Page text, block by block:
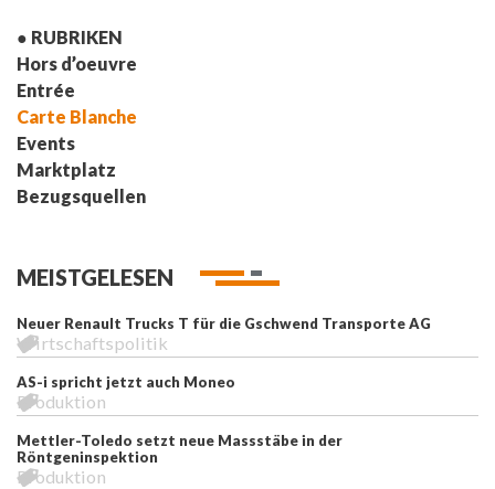
● RUBRIKEN
Hors d’oeuvre
Entrée
Carte Blanche
Events
Marktplatz
Bezugsquellen
MEISTGELESEN
Neuer Renault Trucks T für die Gschwend Transporte AG
Wirtschaftspolitik
AS-i spricht jetzt auch Moneo
Produktion
Mettler-Toledo setzt neue Massstäbe in der
Röntgeninspektion
Produktion